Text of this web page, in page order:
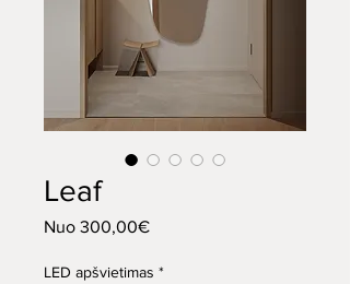
Leaf
Nuo 300,00€Pardavimo
LED apšvietimas *